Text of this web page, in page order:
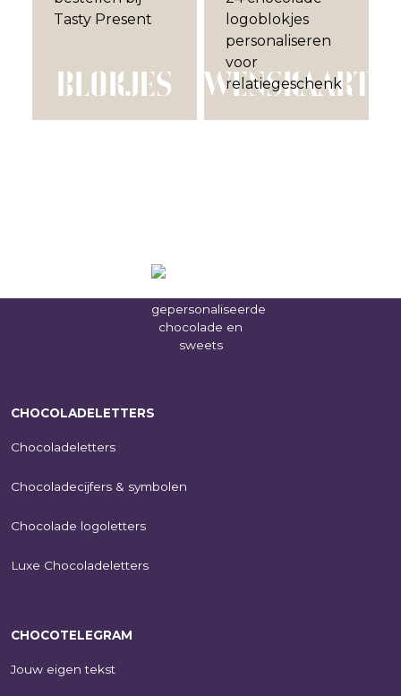
BLOKJES WENSKAART
CHOCOLADELETTERS
Chocoladeletters
Chocoladecijfers & symbolen
Chocolade logoletters
Luxe Chocoladeletters
CHOCOTELEGRAM
Jouw eigen tekst